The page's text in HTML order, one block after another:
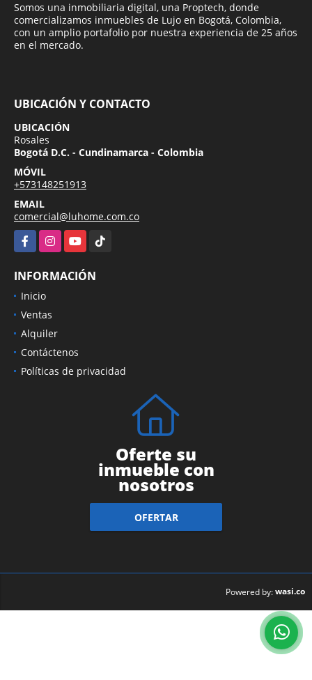
Somos una inmobiliaria digital, una Proptech, donde
comercializamos inmuebles de Lujo en Bogotá, Colombia,
con un amplio portafolio por nuestra experiencia de 25 años
en el mercado.
UBICACIÓN Y CONTACTO
UBICACIÓN
Rosales
Bogotá D.C. - Cundinamarca - Colombia
MÓVIL
+573148251913
EMAIL
comercial@luhome.com.co
FacebookInstagramYouTubeTikTok
INFORMACIÓN
Inicio
Ventas
Alquiler
Contáctenos
Políticas de privacidad
Oferte su
inmueble con
nosotros
OFERTAR
Powered by:wasi.co